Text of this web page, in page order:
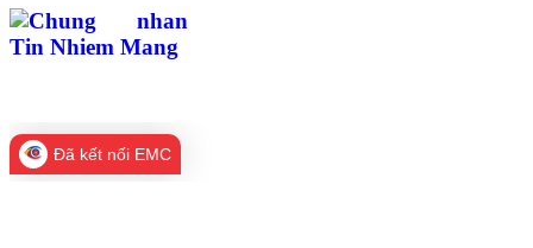
Đã kết nối EMC